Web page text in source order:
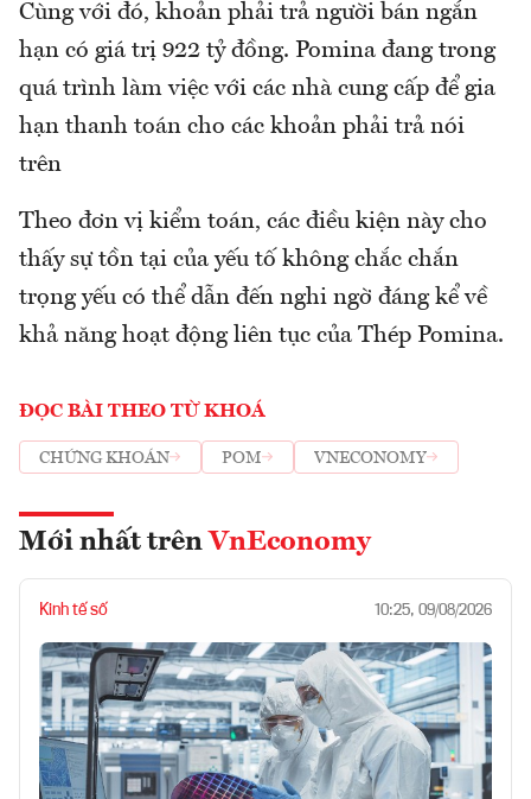
Cùng với đó, khoản phải trả người bán ngắn
hạn có giá trị 922 tỷ đồng. Pomina đang trong
quá trình làm việc với các nhà cung cấp để gia
hạn thanh toán cho các khoản phải trả nói
trên
Theo đơn vị kiểm toán, các điều kiện này cho
thấy sự tồn tại của yếu tố không chắc chắn
trọng yếu có thể dẫn đến nghi ngờ đáng kể về
khả năng hoạt động liên tục của Thép Pomina.
ĐỌC BÀI THEO TỪ KHOÁ
CHỨNG KHOÁN POM VNECONOMY
Mới nhất trên VnEconomy
Kinh tế số 10:25, 09/08/2026